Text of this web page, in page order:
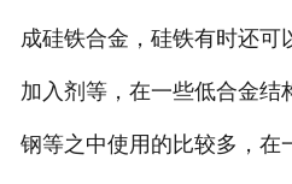
成硅铁合金，硅铁有时还可
加入剂等，在一些低合金结
钢等之中使用的比较多，在